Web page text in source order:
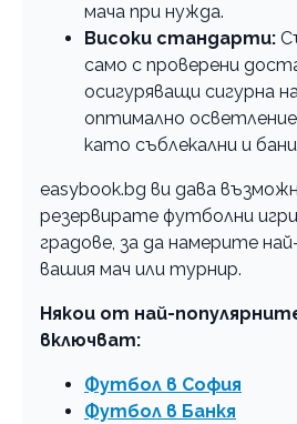
мача при нужда.
Високи стандарти:
само с проверени
осигуряващи сигурна
оптимално
като съблекални и
easybook.bg ви дава
резервирате футболни
градове, за да намерите
вашия мач или турнир.
Някои от най-
включват:
Футбол в София
Футбол в Банкя